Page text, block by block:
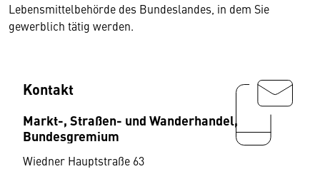
Lebensmittelbehörde des Bundeslandes, in dem Sie
gewerblich tätig werden.
Kontakt
Markt-, Straßen- und Wanderhandel,
Bundesgremium
Wiedner Hauptstraße 63